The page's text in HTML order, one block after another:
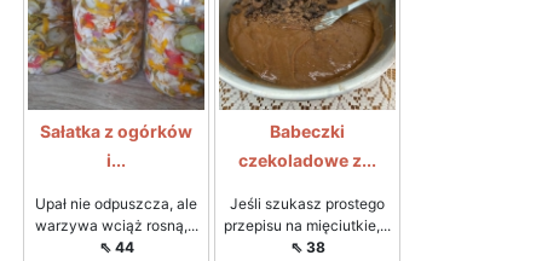
Sałatka z ogórków
i...
Upał nie odpuszcza, ale
warzywa wciąż rosną,...
⇖ 44
Babeczki
czekoladowe z...
Jeśli szukasz prostego
przepisu na mięciutkie,...
⇖ 38